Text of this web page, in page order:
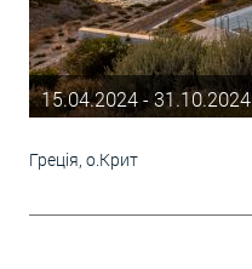
15.04.2024 - 31.10.2024
Греція, о.Крит